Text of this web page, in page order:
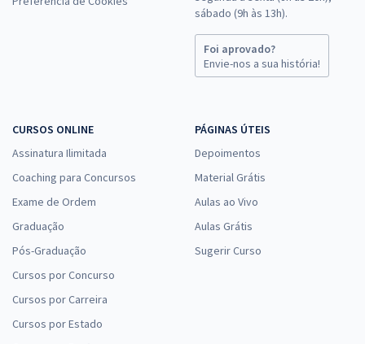
sábado (9h às 13h).
Foi aprovado?
Envie-nos a sua história!
CURSOS ONLINE
Assinatura Ilimitada
Coaching para Concursos
Exame de Ordem
Graduação
Pós-Graduação
Cursos por Concurso
Cursos por Carreira
Cursos por Estado
PÁGINAS ÚTEIS
Depoimentos
Material Grátis
Aulas ao Vivo
Aulas Grátis
Sugerir Curso